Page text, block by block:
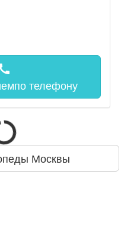
по телефону
Москвы